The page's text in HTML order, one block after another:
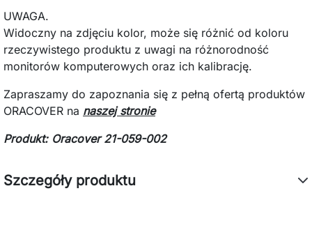
UWAGA.
Widoczny na zdjęciu kolor, może się różnić od koloru
rzeczywistego produktu z uwagi na różnorodność
monitorów komputerowych oraz ich kalibrację.
Zapraszamy do zapoznania się z pełną ofertą produktów
ORACOVER na naszej stronie
Produkt: Oracover 21-059-002
Szczegóły produktu